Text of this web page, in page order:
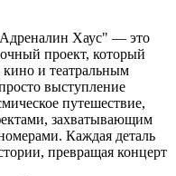
Хаус" — это
проект, который
и театральным
выступление
путешествие,
захватывающим
Каждая деталь
превращая концерт